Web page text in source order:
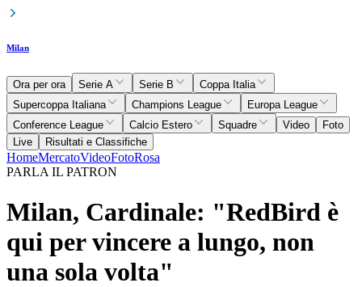
Milan
Ora per ora Serie A Serie B
Coppa Italia
Supercoppa Italiana
Champions League
Europa League
Conference League
Calcio Estero Squadre Video
Foto
Live
Risultati e Classifiche
HomeMercatoVideoFotoRosa
PARLA IL PATRON
Milan, Cardinale: "RedBird è
qui per vincere a lungo, non
una sola volta"